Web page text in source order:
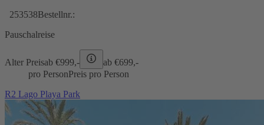
253538Bestellnr.:
Pauschalreise
Alter Preisab €999,- ab €699,-
pro PersonPreis pro Person
R2 Lago Playa Park